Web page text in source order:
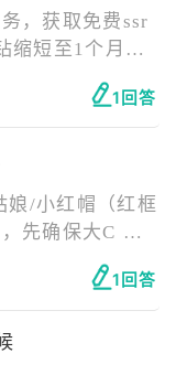
，获取免费ssr
缩短至1个月。
现有节奏榜顶部
。 - 从公开的
坎西选一个解
1回答
娘/小红帽（红框
先确保大C 次
一个队伍基本
1回答